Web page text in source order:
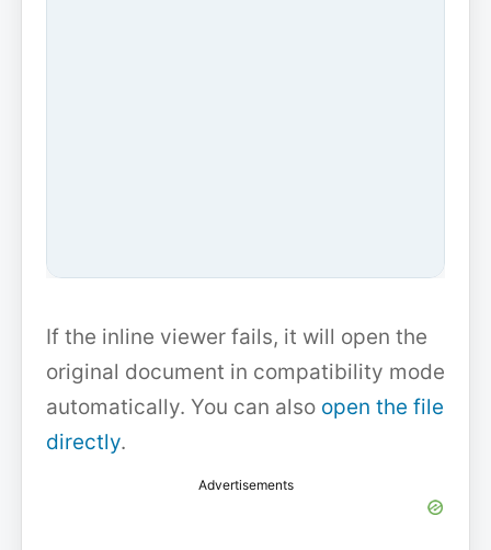
If the inline viewer fails, it will open the
original document in compatibility mode
automatically. You can also open the file
directly.
Advertisements